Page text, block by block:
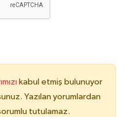
kabul etmiş bulunuyor
Yazılan yorumlardan
tutulamaz.